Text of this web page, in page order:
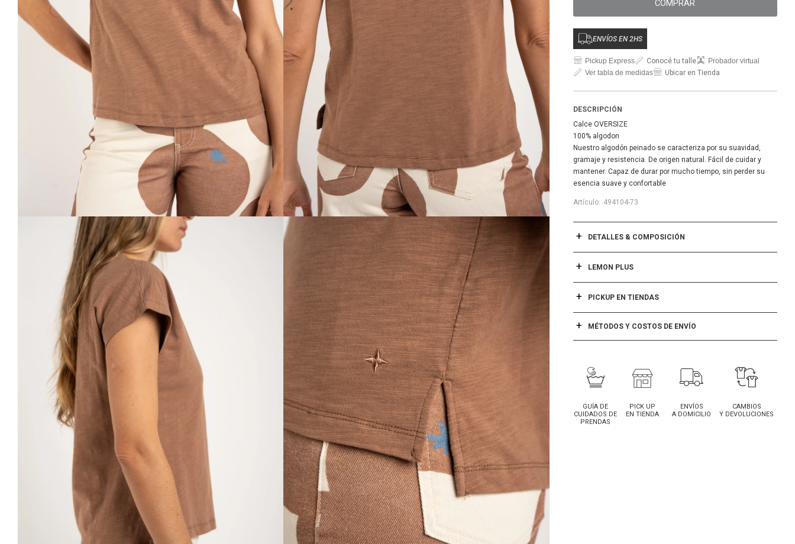
COMPRAR
ENVÍOS EN 2HS
Pickup Express Conocé tu talle
Probador virtual
Ver tabla de medidas
Ubicar en Tienda
DESCRIPCIÓN
Calce OVERSIZE
100% algodon
Nuestro algodón peinado se caracteriza por su suavidad,
gramaje y resistencia. De origen natural. Fácil de cuidar y
mantener. Capaz de durar por mucho tiempo, sin perder su
esencia suave y confortable
494104-73
DETALLES & COMPOSICIÓN
LEMON PLUS
PICKUP EN TIENDAS
MÉTODOS Y COSTOS DE ENVÍO
GUÍA DE
CUIDADOS DE
PRENDAS
PICK UP
EN TIENDA
ENVÍOS
A DOMICILIO
CAMBIOS
Y DEVOLUCIONES